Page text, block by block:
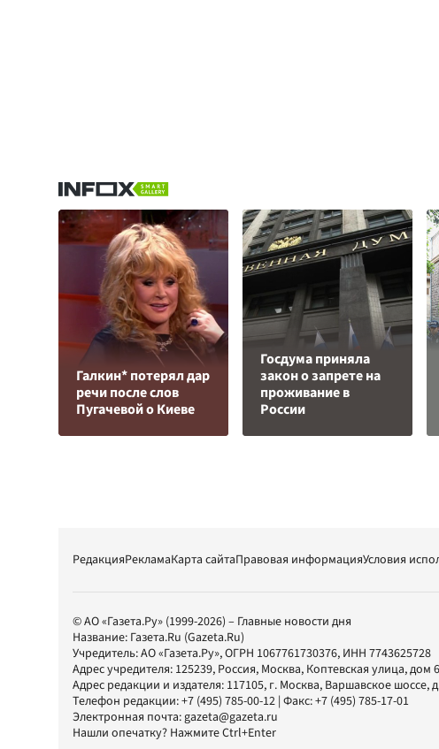
Галкин* потерял дар
речи после слов
Пугачевой о Киеве
Госдума приняла
закон о запрете на
проживание в
России
РедакцияРекламаКарта сайтаПравовая информацияУсловия
© АО «Газета.Ру» (1999-2026) – Главные новости дня
Название: Газета.Ru (Gazeta.Ru)
Учредитель:АО «Газета.Ру», ОГРН 1067761730376, ИНН 7743625728
Адрес учредителя: 125239, Россия, Москва, Коптевская улица, дом
Адрес редакции и издателя: 117105, г. Москва, Варшавское шоссе,
Телефон редакции:+7 (495) 785-00-12 | Факс:+7 (495) 785-17-01
Электронная почта:gazeta@gazeta.ru
Нашли опечатку? Нажмите Ctrl+Enter